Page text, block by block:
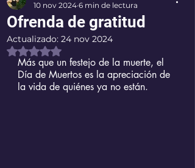
Ofrenda de gratitud
10 nov 2024 6 min de lectura
Actualizado: 24 nov 2024
Obtuvo NaN de 5 estrellas.
Más que un festejo de la muerte, el
Día de Muertos es la apreciación de
la vida de quiénes ya no están.